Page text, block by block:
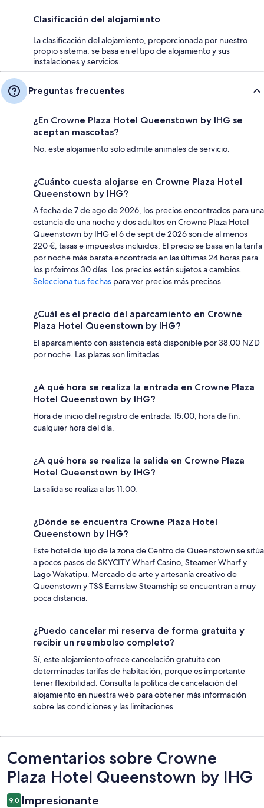
Clasificación del alojamiento
La clasificación del alojamiento, proporcionada por nuestro
propio sistema, se basa en el tipo de alojamiento y sus
instalaciones y servicios.
Preguntas frecuentes
¿En Crowne Plaza Hotel Queenstown by IHG se
aceptan mascotas?
No, este alojamiento solo admite animales de servicio.
¿Cuánto cuesta alojarse en Crowne Plaza Hotel
Queenstown by IHG?
A fecha de 7 de ago de 2026, los precios encontrados para una
estancia de una noche y dos adultos en Crowne Plaza Hotel
Queenstown by IHG el 6 de sept de 2026 son de al menos
220 €, tasas e impuestos incluidos. El precio se basa en la tarifa
por noche más barata encontrada en las últimas 24 horas para
los próximos 30 días. Los precios están sujetos a cambios.
Selecciona tus fechas para ver precios más precisos.
¿Cuál es el precio del aparcamiento en Crowne
Plaza Hotel Queenstown by IHG?
El aparcamiento con asistencia está disponible por 38.00 NZD
por noche. Las plazas son limitadas.
¿A qué hora se realiza la entrada en Crowne Plaza
Hotel Queenstown by IHG?
Hora de inicio del registro de entrada: 15:00; hora de fin:
cualquier hora del día.
¿A qué hora se realiza la salida en Crowne Plaza
Hotel Queenstown by IHG?
La salida se realiza a las 11:00.
¿Dónde se encuentra Crowne Plaza Hotel
Queenstown by IHG?
Este hotel de lujo de la zona de Centro de Queenstown se sitúa
a pocos pasos de SKYCITY Wharf Casino, Steamer Wharf y
Lago Wakatipu. Mercado de arte y artesanía creativo de
Queenstown y TSS Earnslaw Steamship se encuentran a muy
poca distancia.
¿Puedo cancelar mi reserva de forma gratuita y
recibir un reembolso completo?
Sí, este alojamiento ofrece cancelación gratuita con
determinadas tarifas de habitación, porque es importante
tener flexibilidad. Consulta la política de cancelación del
alojamiento en nuestra web para obtener más información
sobre las condiciones y las limitaciones.
Comentarios
Comentarios sobre Crowne
Plaza Hotel Queenstown by IHG
9,0 Impresionante